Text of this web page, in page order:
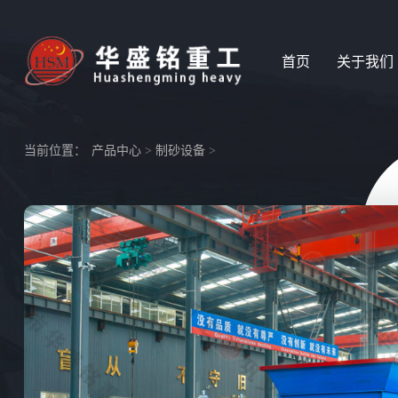
首页 关于我们
当前位置： 产品中心> 制砂设备>